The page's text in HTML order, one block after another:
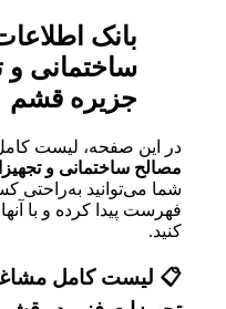
بانک
ساختمانی و
جزیره قشم
در این صفحه، لیست
مصالح ساختمانی و
شما می‌توانید به‌راحتی
فهرست پیدا کرده و با
کنید.
📋 لیست کامل